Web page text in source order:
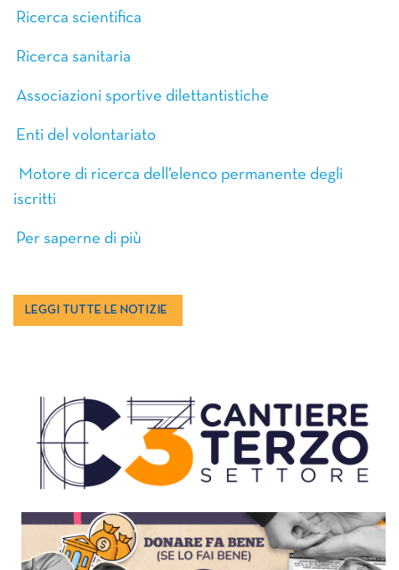
Ricerca scientifica
Ricerca sanitaria
Associazioni sportive dilettantistiche
Enti del volontariato
Motore di ricerca dell’elenco permanente degli
iscritti
Per saperne di più
LEGGI TUTTE LE NOTIZIE